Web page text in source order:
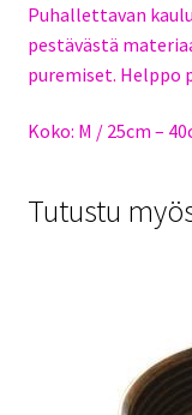
Puhallettavan
pestävästä
puremiset. Helppo
Koko: M / 25cm –
Tutustu